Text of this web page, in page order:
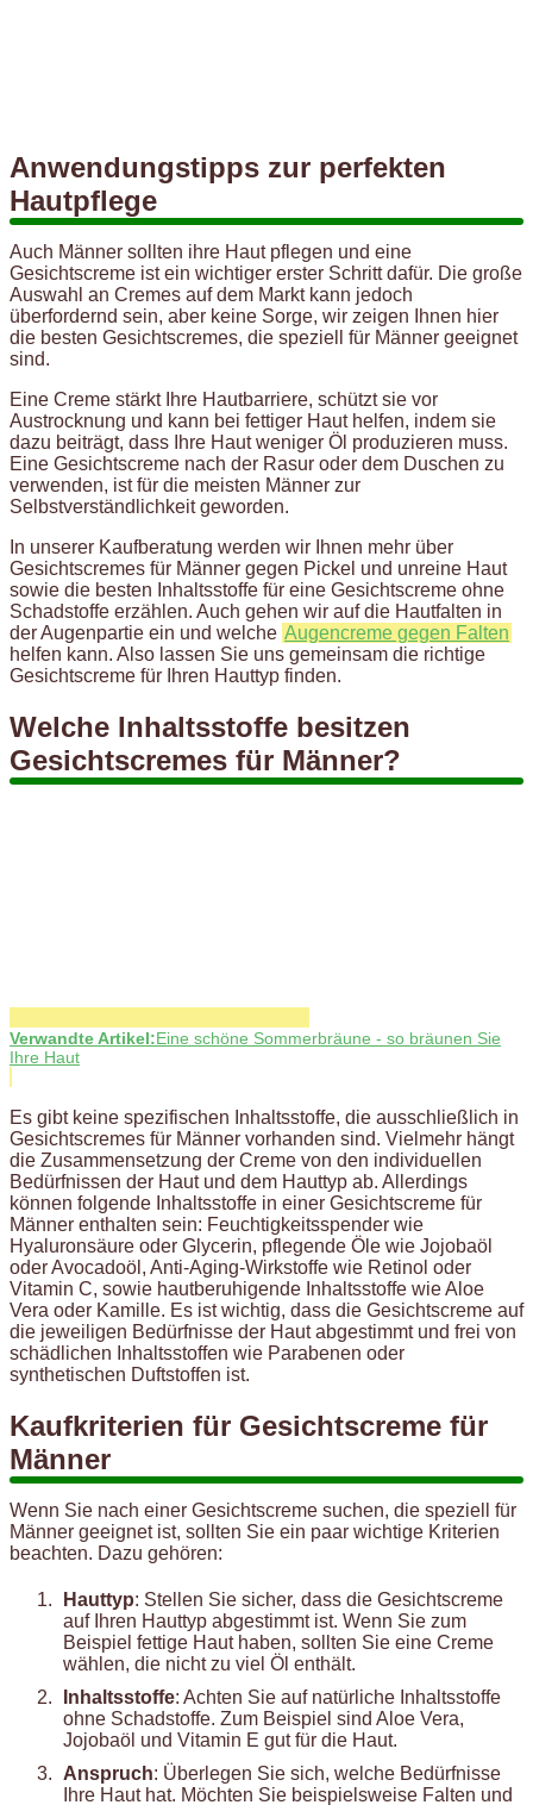
Anwendungstipps zur perfekten
Hautpflege
Auch Männer sollten ihre Haut pflegen und eine
Gesichtscreme ist ein wichtiger erster Schritt dafür. Die große
Auswahl an Cremes auf dem Markt kann jedoch
überfordernd sein, aber keine Sorge, wir zeigen Ihnen hier
die besten Gesichtscremes, die speziell für Männer geeignet
sind.
Eine Creme stärkt Ihre Hautbarriere, schützt sie vor
Austrocknung und kann bei fettiger Haut helfen, indem sie
dazu beiträgt, dass Ihre Haut weniger Öl produzieren muss.
Eine Gesichtscreme nach der Rasur oder dem Duschen zu
verwenden, ist für die meisten Männer zur
Selbstverständlichkeit geworden.
In unserer Kaufberatung werden wir Ihnen mehr über
Gesichtscremes für Männer gegen Pickel und unreine Haut
sowie die besten Inhaltsstoffe für eine Gesichtscreme ohne
Schadstoffe erzählen. Auch gehen wir auf die Hautfalten in
der Augenpartie ein und welche Augencreme gegen Falten
helfen kann. Also lassen Sie uns gemeinsam die richtige
Gesichtscreme für Ihren Hauttyp finden.
Welche Inhaltsstoffe besitzen
Gesichtscremes für Männer?
Verwandte Artikel:Eine schöne Sommerbräune - so bräunen Sie
Ihre Haut
Es gibt keine spezifischen Inhaltsstoffe, die ausschließlich in
Gesichtscremes für Männer vorhanden sind. Vielmehr hängt
die Zusammensetzung der Creme von den individuellen
Bedürfnissen der Haut und dem Hauttyp ab. Allerdings
können folgende Inhaltsstoffe in einer Gesichtscreme für
Männer enthalten sein: Feuchtigkeitsspender wie
Hyaluronsäure oder Glycerin, pflegende Öle wie Jojobaöl
oder Avocadoöl, Anti-Aging-Wirkstoffe wie Retinol oder
Vitamin C, sowie hautberuhigende Inhaltsstoffe wie Aloe
Vera oder Kamille. Es ist wichtig, dass die Gesichtscreme auf
die jeweiligen Bedürfnisse der Haut abgestimmt und frei von
schädlichen Inhaltsstoffen wie Parabenen oder
synthetischen Duftstoffen ist.
Kaufkriterien für Gesichtscreme für
Männer
Wenn Sie nach einer Gesichtscreme suchen, die speziell für
Männer geeignet ist, sollten Sie ein paar wichtige Kriterien
beachten. Dazu gehören:
Hauttyp: Stellen Sie sicher, dass die Gesichtscreme
auf Ihren Hauttyp abgestimmt ist. Wenn Sie zum
Beispiel fettige Haut haben, sollten Sie eine Creme
wählen, die nicht zu viel Öl enthält.
Inhaltsstoffe: Achten Sie auf natürliche Inhaltsstoffe
ohne Schadstoffe. Zum Beispiel sind Aloe Vera,
Jojobaöl und Vitamin E gut für die Haut.
Anspruch: Überlegen Sie sich, welche Bedürfnisse
Ihre Haut hat. Möchten Sie beispielsweise Falten und